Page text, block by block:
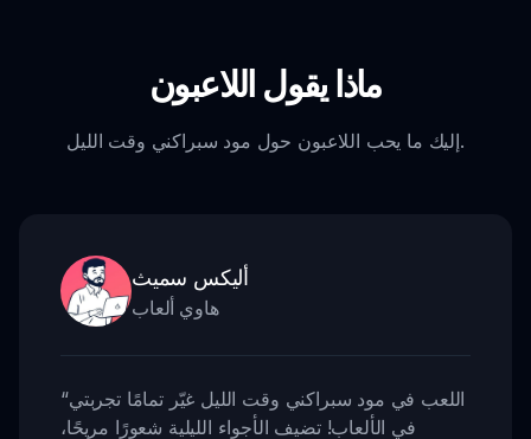
ماذا يقول اللاعبون
إليك ما يحب اللاعبون حول مود سبراكني وقت الليل.
أليكس سميث
هاوي ألعاب
“اللعب في مود سبراكني وقت الليل غيّر تمامًا تجربتي
في الألعاب! تضيف الأجواء الليلية شعورًا مريحًا،